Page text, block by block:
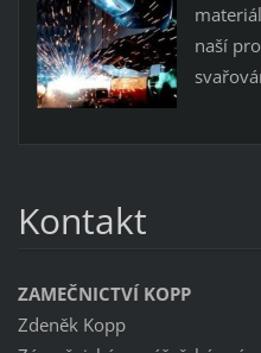
naší
Kontakt
ZAMEČNICTVÍ KOPP
Zdeněk Kopp